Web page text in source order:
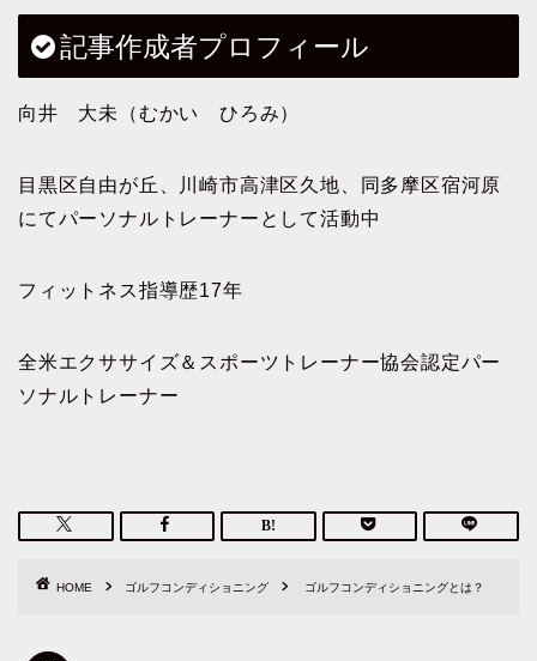
記事作成者プロフィール
向井 大未（むかい ひろみ）
目黒区自由が丘、川崎市高津区久地、同多摩区宿河原
にてパーソナルトレーナーとして活動中
フィットネス指導歴17年
全米エクササイズ＆スポーツトレーナー協会認定パー
ソナルトレーナー
HOME ゴルフコンディショニング ゴルフコンディショニングとは？